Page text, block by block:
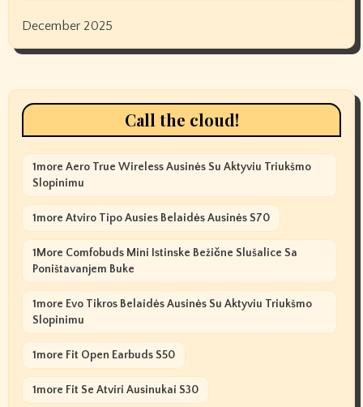
December 2025
Call the cloud!
1more Aero True Wireless Ausinės Su Aktyviu Triukšmo
Slopinimu
1more Atviro Tipo Ausies Belaidės Ausinės S70
1More Comfobuds Mini Istinske Bežične Slušalice Sa
Poništavanjem Buke
1more Evo Tikros Belaidės Ausinės Su Aktyviu Triukšmo
Slopinimu
1more Fit Open Earbuds S50
1more Fit Se Atviri Ausinukai S30